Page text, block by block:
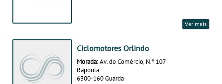
Ver mais
Ciclomotores Orlindo
Morada:Av. do Comércio, N.º 107
Rapoula
6300-160 Guarda